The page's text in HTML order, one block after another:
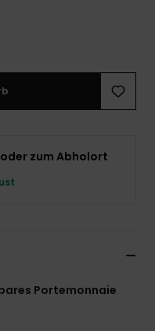
zum Abholort
Portemonnaie